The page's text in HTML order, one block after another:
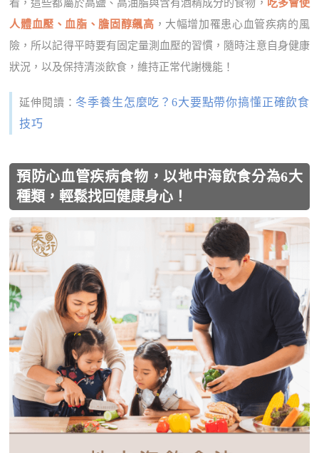
看，這些都屬於高鹽、高油脂與含有酒精成分的食物， 吃多會使
人體血壓、血脂、膽固醇飆高 ，大幅增加罹患心血管疾病的風
險，所以記得平時要有固定量測血壓的習慣，隨時注意自身健康
狀況，以及保持清淡飲食，維持正常代謝機能！
延伸閱讀： 冬季養生怎麼吃？6大要點帶你搞懂正確飲食
技巧
預防心血管疾病食物，以地中海飲食分為6大
種類，輕鬆找回健康身心！